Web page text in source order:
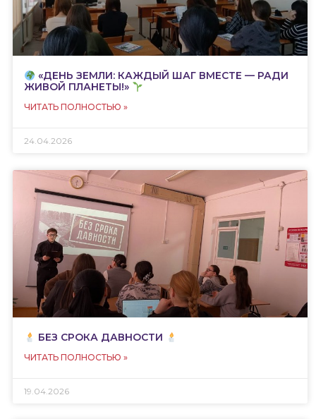
«ДЕНЬ ЗЕМЛИ: КАЖДЫЙ ШАГ ВМЕСТЕ — РАДИ
ЖИВОЙ ПЛАНЕТЫ!»
ЧИТАТЬ ПОЛНОСТЬЮ »
24.04.2026
БЕЗ СРОКА ДАВНОСТИ
ЧИТАТЬ ПОЛНОСТЬЮ »
19.04.2026